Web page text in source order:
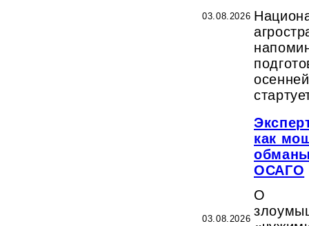
03.08.2026
03.08.2026
как
ОСАГО
О